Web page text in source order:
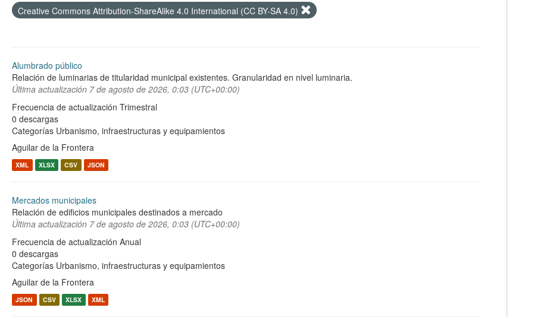
Creative Commons Attribution-ShareAlike 4.0 International (CC BY-SA 4.0)
Alumbrado público
Relación de luminarias de titularidad municipal existentes. Granularidad en nivel luminaria.
Última actualización 7 de agosto de 2026, 0:03 (UTC+00:00)
Frecuencia de actualización Trimestral
0 descargas
Categorías Urbanismo, infraestructuras y equipamientos
Aguilar de la Frontera
XML XLSX CSV JSON
Mercados municipales
Relación de edificios municipales destinados a mercado
Última actualización 7 de agosto de 2026, 0:03 (UTC+00:00)
Frecuencia de actualización Anual
0 descargas
Categorías Urbanismo, infraestructuras y equipamientos
Aguilar de la Frontera
JSON CSV XLSX XML